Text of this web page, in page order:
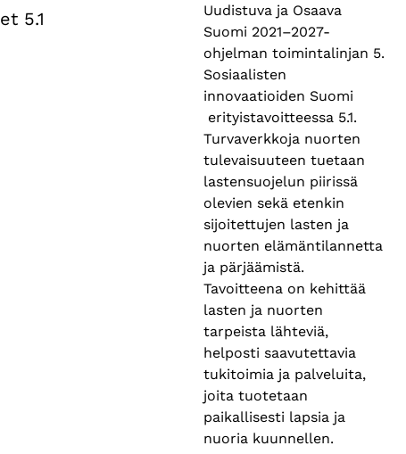
et 5.1
Uudistuva ja Osaava
Suomi 2021–2027-
ohjelman toimintalinjan 5.
Sosiaalisten
innovaatioiden Suomi
erityistavoitteessa 5.1.
Turvaverkkoja nuorten
tulevaisuuteen tuetaan
lastensuojelun piirissä
olevien sekä etenkin
sijoitettujen lasten ja
nuorten elämäntilannetta
ja pärjäämistä.
Tavoitteena on kehittää
lasten ja nuorten
tarpeista lähteviä,
helposti saavutettavia
tukitoimia ja palveluita,
joita tuotetaan
paikallisesti lapsia ja
nuoria kuunnellen.